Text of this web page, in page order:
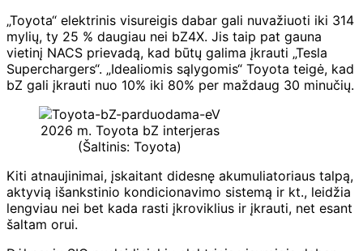
„Toyota“ elektrinis visureigis dabar gali nuvažiuoti iki 314
mylių, ty 25 % daugiau nei bZ4X. Jis taip pat gauna
vietinį NACS prievadą, kad būtų galima įkrauti „Tesla
Superchargers“. „Idealiomis sąlygomis“ Toyota teigė, kad
bZ gali įkrauti nuo 10% iki 80% per maždaug 30 minučių.
2026 m. Toyota bZ interjeras
(Šaltinis: Toyota)
Kiti atnaujinimai, įskaitant didesnę akumuliatoriaus talpą,
aktyvią išankstinio kondicionavimo sistemą ir kt., leidžia
lengviau nei bet kada rasti įkroviklius ir įkrauti, net esant
šaltam orui.